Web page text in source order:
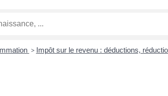
> Impôt sur le revenu : déductions,